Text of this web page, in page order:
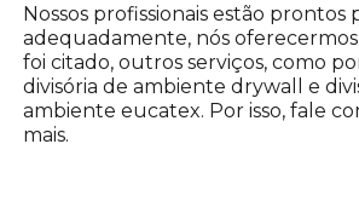
Nossos profissionais estão prontos
adequadamente, nós
foi citado, outros serviços, como
divisória de ambiente drywall e
ambiente eucatex. Por isso, fale
mais.